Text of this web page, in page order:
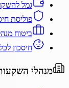
גמל
פוליסת
ביטוח
חיסכון
מנהלי